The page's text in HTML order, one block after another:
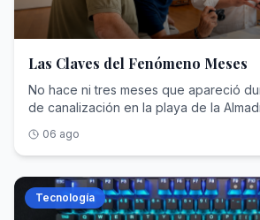
Las Claves del Fenómeno Meses
No hace ni tres meses que apareció
de canalización en la playa de la
ya para un libro. Y no solo porque se
escultura de los siglos I o II de nuestra
probablemente decoró las casas
el germen romano de Alicante. Su
llegado acompañado de una polémica
06 ago
Tecnología